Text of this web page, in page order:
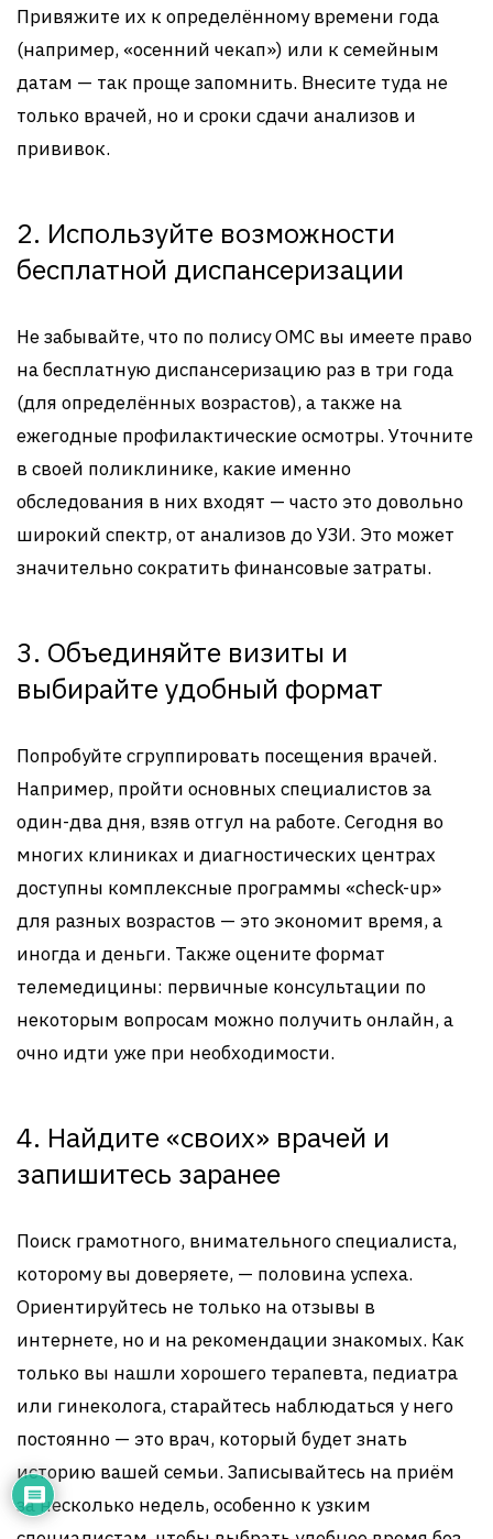
Привяжите их к определённому времени года
(например, «осенний чекап») или к семейным
датам — так проще запомнить. Внесите туда не
только врачей, но и сроки сдачи анализов и
прививок.
2. Используйте возможности
бесплатной диспансеризации
Не забывайте, что по полису ОМС вы имеете право
на бесплатную диспансеризацию раз в три года
(для определённых возрастов), а также на
ежегодные профилактические осмотры. Уточните
в своей поликлинике, какие именно
обследования в них входят — часто это довольно
широкий спектр, от анализов до УЗИ. Это может
значительно сократить финансовые затраты.
3. Объединяйте визиты и
выбирайте удобный формат
Попробуйте сгруппировать посещения врачей.
Например, пройти основных специалистов за
один-два дня, взяв отгул на работе. Сегодня во
многих клиниках и диагностических центрах
доступны комплексные программы «check-up»
для разных возрастов — это экономит время, а
иногда и деньги. Также оцените формат
телемедицины: первичные консультации по
некоторым вопросам можно получить онлайн, а
очно идти уже при необходимости.
4. Найдите «своих» врачей и
запишитесь заранее
Поиск грамотного, внимательного специалиста,
которому вы доверяете, — половина успеха.
Ориентируйтесь не только на отзывы в
интернете, но и на рекомендации знакомых. Как
только вы нашли хорошего терапевта, педиатра
или гинеколога, старайтесь наблюдаться у него
постоянно — это врач, который будет знать
историю вашей семьи. Записывайтесь на приём
за несколько недель, особенно к узким